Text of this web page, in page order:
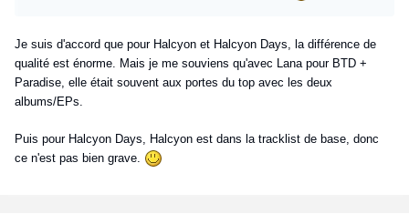
Je suis d'accord que pour Halcyon et Halcyon Days, la différence de
qualité est énorme. Mais je me souviens qu'avec Lana pour BTD +
Paradise, elle était souvent aux portes du top avec les deux
albums/EPs.
Puis pour Halcyon Days, Halcyon est dans la tracklist de base, donc
ce n'est pas bien grave.